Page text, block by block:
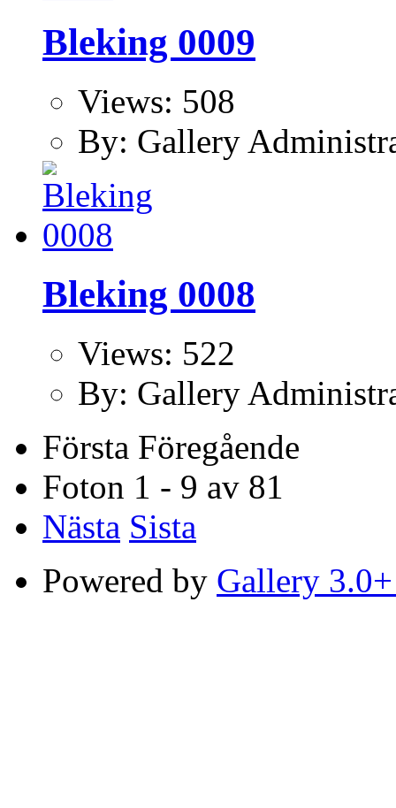
Bleking 0009
Views: 508
By: Gallery
Bleking 0008
Views: 522
By: Gallery
Första Föregående
Foton 1 - 9 av 81
Nästa Sista
Powered by Gallery